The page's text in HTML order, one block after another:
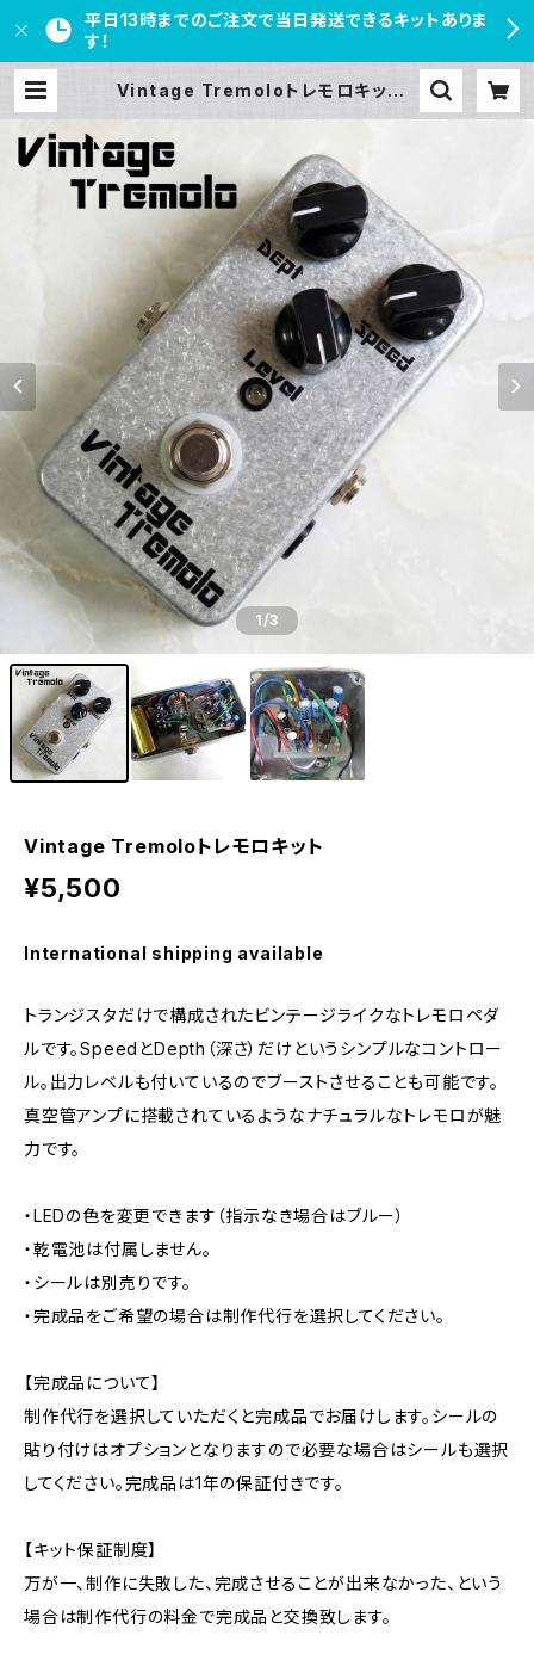
平日13時までのご注文で当日発送できるキットありま
す！
Vintage Tremoloトレモロキット |
1/3
Vintage Tremoloトレモロキット
¥5,500
International shipping available
トランジスタだけで構成されたビンテージライクなトレモロペダ
ルです。SpeedとDepth（深さ）だけというシンプルなコントロー
ル。出力レベルも付いているのでブーストさせることも可能です。
真空管アンプに搭載されているようなナチュラルなトレモロが魅
力です。
・LEDの色を変更できます（指示なき場合はブルー）
・乾電池は付属しません。
・シールは別売りです。
・完成品をご希望の場合は制作代行を選択してください。
【完成品について】
制作代行を選択していただくと完成品でお届けします。シールの
貼り付けはオプションとなりますので必要な場合はシールも選択
してください。完成品は1年の保証付きです。
【キット保証制度】
万が一、制作に失敗した、完成させることが出来なかった、という
場合は制作代行の料金で完成品と交換致します。